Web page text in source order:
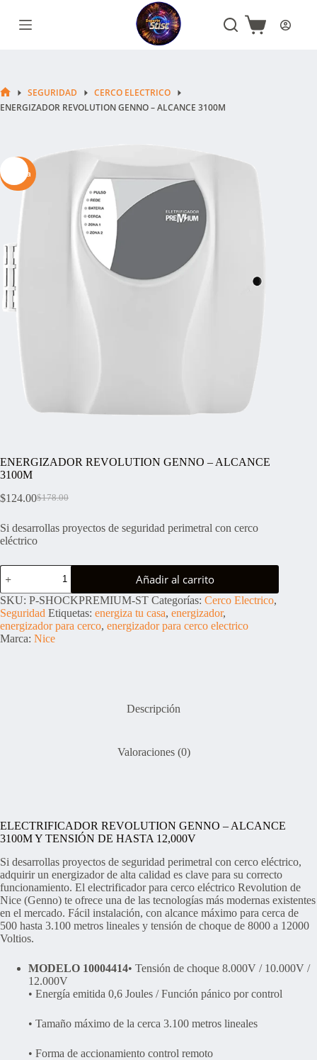
contenido
Carro
INICIO
SEGURIDAD
CERCO ELECTRICO
ENERGIZADOR REVOLUTION GENNO – ALCANCE 3100M
Oferta
ENERGIZADOR REVOLUTION GENNO – ALCANCE
3100M
$178.00
El
original
era:
$124.00El
actual
es:
Si desarrollas proyectos de seguridad perimetral con cerco
eléctrico
ENERGIZADOR
REVOLUTION
GENNO
–
ALCANCE
3100M
cantidad
Añadir al carrito
SKU: P-SHOCKPREMIUM-ST Categorías: Cerco Electrico,
Seguridad Etiquetas: energiza tu casa, energizador,
energizador para cerco, energizador para cerco electrico
Marca: Nice
Descripción
Valoraciones (0)
ELECTRIFICADOR REVOLUTION GENNO – ALCANCE
3100M Y TENSIÓN DE HASTA 12,000V
Si desarrollas proyectos de seguridad perimetral con cerco eléctrico,
adquirir un energizador de alta calidad es clave para su correcto
funcionamiento. El electrificador para cerco eléctrico Revolution de
Nice (Genno) te ofrece una de las tecnologías más modernas existentes
en el mercado. Fácil instalación, con alcance máximo para cerca de
500 hasta 3.100 metros lineales y tensión de choque de 8000 a 12000
Voltios.
MODELO 10004414• Tensión de choque 8.000V / 10.000V /
12.000V
• Energía emitida 0,6 Joules / Función pánico por control
• Tamaño máximo de la cerca 3.100 metros lineales
• Forma de accionamiento control remoto